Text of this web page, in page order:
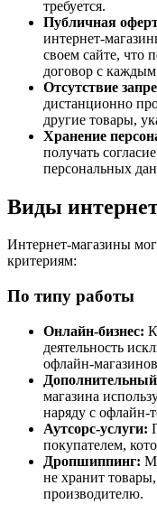
требуется.
Публичная
интернет-
своем сайте, что
договор с
Отсутствие
дистанционно
другие товары,
Хранение
получать
персональных
Виды
Интернет-магазины
критериям:
По типу работы
Онлайн-бизнес:
деятельность
офлайн-
магазина
наряду с офлайн-
Аутсорс-услуги:
покупателем,
Дропшиппинг:
не хранит
производителю.